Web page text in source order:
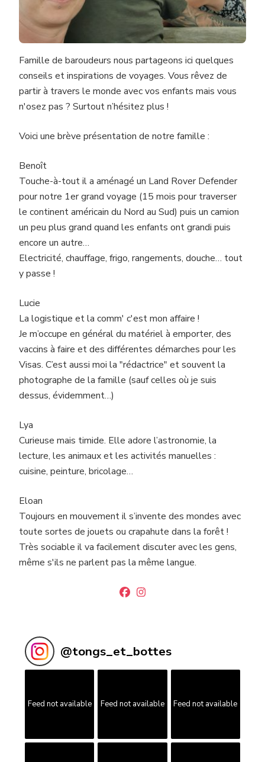
Famille de baroudeurs nous partageons ici quelques
conseils et inspirations de voyages. Vous rêvez de
partir à travers le monde avec vos enfants mais vous
n'osez pas ? Surtout n’hésitez plus !
Voici une brève présentation de notre famille :
Benoît
Touche-à-tout il a aménagé un Land Rover Defender
pour notre 1er grand voyage (15 mois pour traverser
le continent américain du Nord au Sud) puis un camion
un peu plus grand quand les enfants ont grandi puis
encore un autre…
Electricité, chauffage, frigo, rangements, douche… tout
y passe !
Lucie
La logistique et la comm' c'est mon affaire !
Je m’occupe en général du matériel à emporter, des
vaccins à faire et des différentes démarches pour les
Visas. C’est aussi moi la "rédactrice" et souvent la
photographe de la famille (sauf celles où je suis
dessus, évidemment…)
Lya
Curieuse mais timide. Elle adore l’astronomie, la
lecture, les animaux et les activités manuelles :
cuisine, peinture, bricolage…
Eloan
Toujours en mouvement il s’invente des mondes avec
toute sortes de jouets ou crapahute dans la forêt !
Très sociable il va facilement discuter avec les gens,
même s'ils ne parlent pas la même langue.
@tongs_et_bottes
Feed not available Feed not available Feed not available